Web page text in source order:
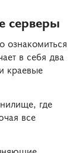
серверы
ознакомиться
в себя два
краевые
где
все